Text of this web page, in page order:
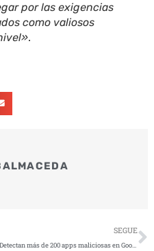
por las exigencias
como valiosos
.
SEGUE
Detectan más de 200 apps maliciosas en Google Play Store